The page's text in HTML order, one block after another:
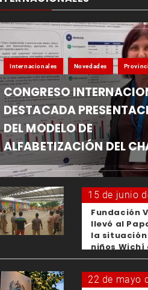
Internacionales Novedades
CONGRESO
DESTACADA
DEL MODELO DE
ALFABETIZACIÓN DEL
15 de junio
Fundación
llevó al
la situación
niños Wichí
22 de mayo